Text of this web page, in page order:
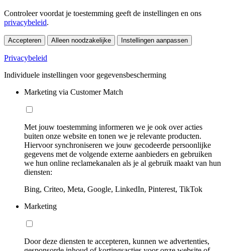
Controleer voordat je toestemming geeft de instellingen en ons
privacybeleid.
Accepteren Alleen noodzakelijke Instellingen aanpassen
Privacybeleid
Individuele instellingen voor gegevensbescherming
Marketing via Customer Match
Met jouw toestemming informeren we je ook over acties
buiten onze website en tonen we je relevante producten.
Hiervoor synchroniseren we jouw gecodeerde persoonlijke
gegevens met de volgende externe aanbieders en gebruiken
we hun online reclamekanalen als je al gebruik maakt van hun
diensten:
Bing, Criteo, Meta, Google, LinkedIn, Pinterest, TikTok
Marketing
Door deze diensten te accepteren, kunnen we advertenties,